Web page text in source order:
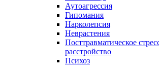
Аутоагрессия
Гипомания
Нарколепсия
Неврастения
Посттравматическое
расстройство
Психоз